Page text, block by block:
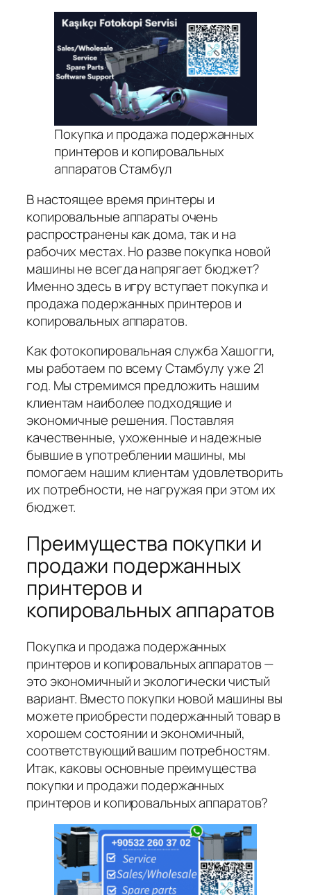
Покупка и продажа подержанных
принтеров и копировальных
аппаратов Стамбул
В настоящее время принтеры и
копировальные аппараты очень
распространены как дома, так и на
рабочих местах. Но разве покупка новой
машины не всегда напрягает бюджет?
Именно здесь в игру вступает покупка и
продажа подержанных принтеров и
копировальных аппаратов.
Как фотокопировальная служба Хашогги,
мы работаем по всему Стамбулу уже 21
год. Мы стремимся предложить нашим
клиентам наиболее подходящие и
экономичные решения. Поставляя
качественные, ухоженные и надежные
бывшие в употреблении машины, мы
помогаем нашим клиентам удовлетворить
их потребности, не нагружая при этом их
бюджет.
Преимущества покупки и
продажи подержанных
принтеров и
копировальных аппаратов
Покупка и продажа подержанных
принтеров и копировальных аппаратов —
это экономичный и экологически чистый
вариант. Вместо покупки новой машины вы
можете приобрести подержанный товар в
хорошем состоянии и экономичный,
соответствующий вашим потребностям.
Итак, каковы основные преимущества
покупки и продажи подержанных
принтеров и копировальных аппаратов?